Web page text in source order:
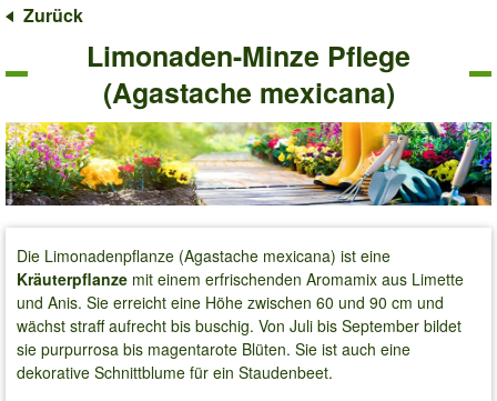
Zurück
Limonaden-Minze Pflege
(Agastache mexicana)
Die Limonadenpflanze (Agastache mexicana) ist eine
Kräuterpflanze mit einem erfrischenden Aromamix aus Limette
und Anis. Sie erreicht eine Höhe zwischen 60 und 90 cm und
wächst straff aufrecht bis buschig. Von Juli bis September bildet
sie purpurrosa bis magentarote Blüten. Sie ist auch eine
dekorative Schnittblume für ein Staudenbeet.